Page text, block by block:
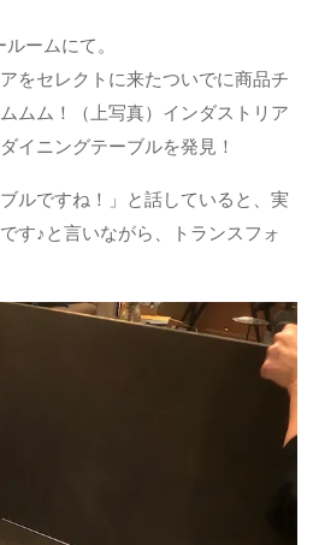
ームにて。
をセレクトに来たついでに商品チ
ムム！（上写真）インダストリア
イニングテーブルを発見！
ルですね！」と話していると、実
す♪と言いながら、トランスフォ